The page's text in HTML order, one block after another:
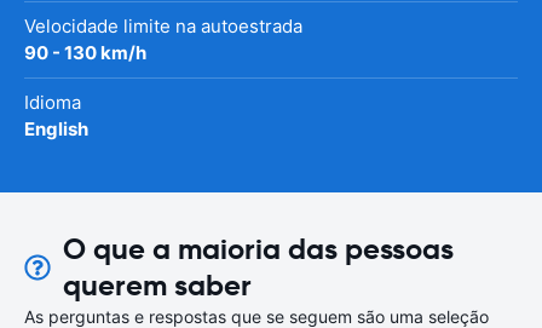
Velocidade limite na autoestrada
90 - 130 km/h
Idioma
English
O que a maioria das pessoas
querem saber
As perguntas e respostas que se seguem são uma seleção